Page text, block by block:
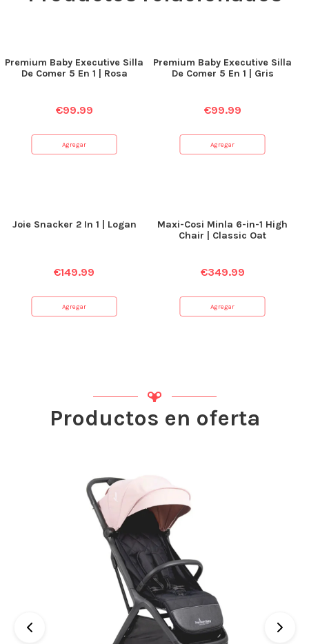
Premium Baby Executive Silla
De Comer 5 En 1 | Rosa
€99.99
Agregar
Premium Baby Executive Silla
De Comer 5 En 1 | Gris
€99.99
Agregar
Joie Snacker 2 In 1 | Logan
€149.99
Agregar
Maxi-Cosi Minla 6-in-1 High
Chair | Classic Oat
€349.99
Agregar
Productos en oferta